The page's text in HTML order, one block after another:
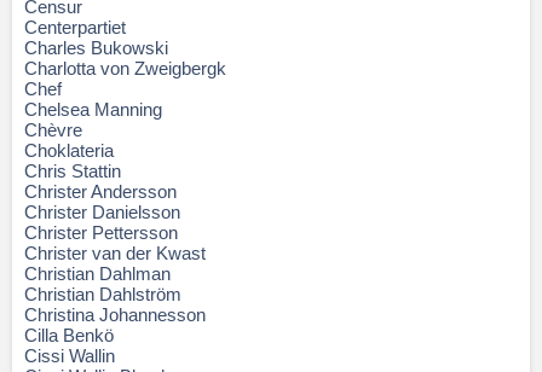
Censur
Centerpartiet
Charles Bukowski
Charlotta von Zweigbergk
Chef
Chelsea Manning
Chèvre
Choklateria
Chris Stattin
Christer Andersson
Christer Danielsson
Christer Pettersson
Christer van der Kwast
Christian Dahlman
Christian Dahlström
Christina Johannesson
Cilla Benkö
Cissi Wallin